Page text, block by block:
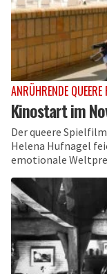
ANRÜHRENDE
Kinostart im
Der queere
Helena Hufnagel
emotionale